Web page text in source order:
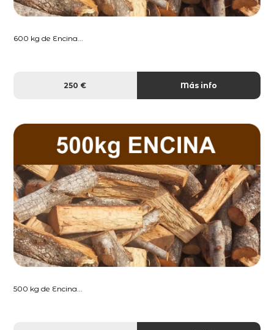
600 kg de Encina...
250 € Más info
500 kg de Encina...